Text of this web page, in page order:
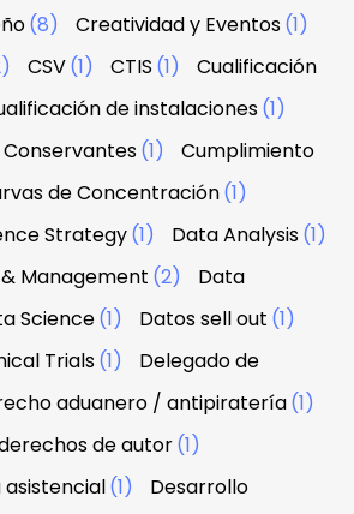
(8) Creatividad y Eventos(1)
CSV(1) CTIS (1)
Cualificación
de instalaciones(1)
(1)
Cumplimiento
de Concentración(1)
Strategy(1) Data Analysis(1)
Management (2)
Data
Science(1) Datos sell out (1)
Trials(1)
Delegado de
aduanero / antipiratería(1)
de autor(1)
(1)
Desarrollo